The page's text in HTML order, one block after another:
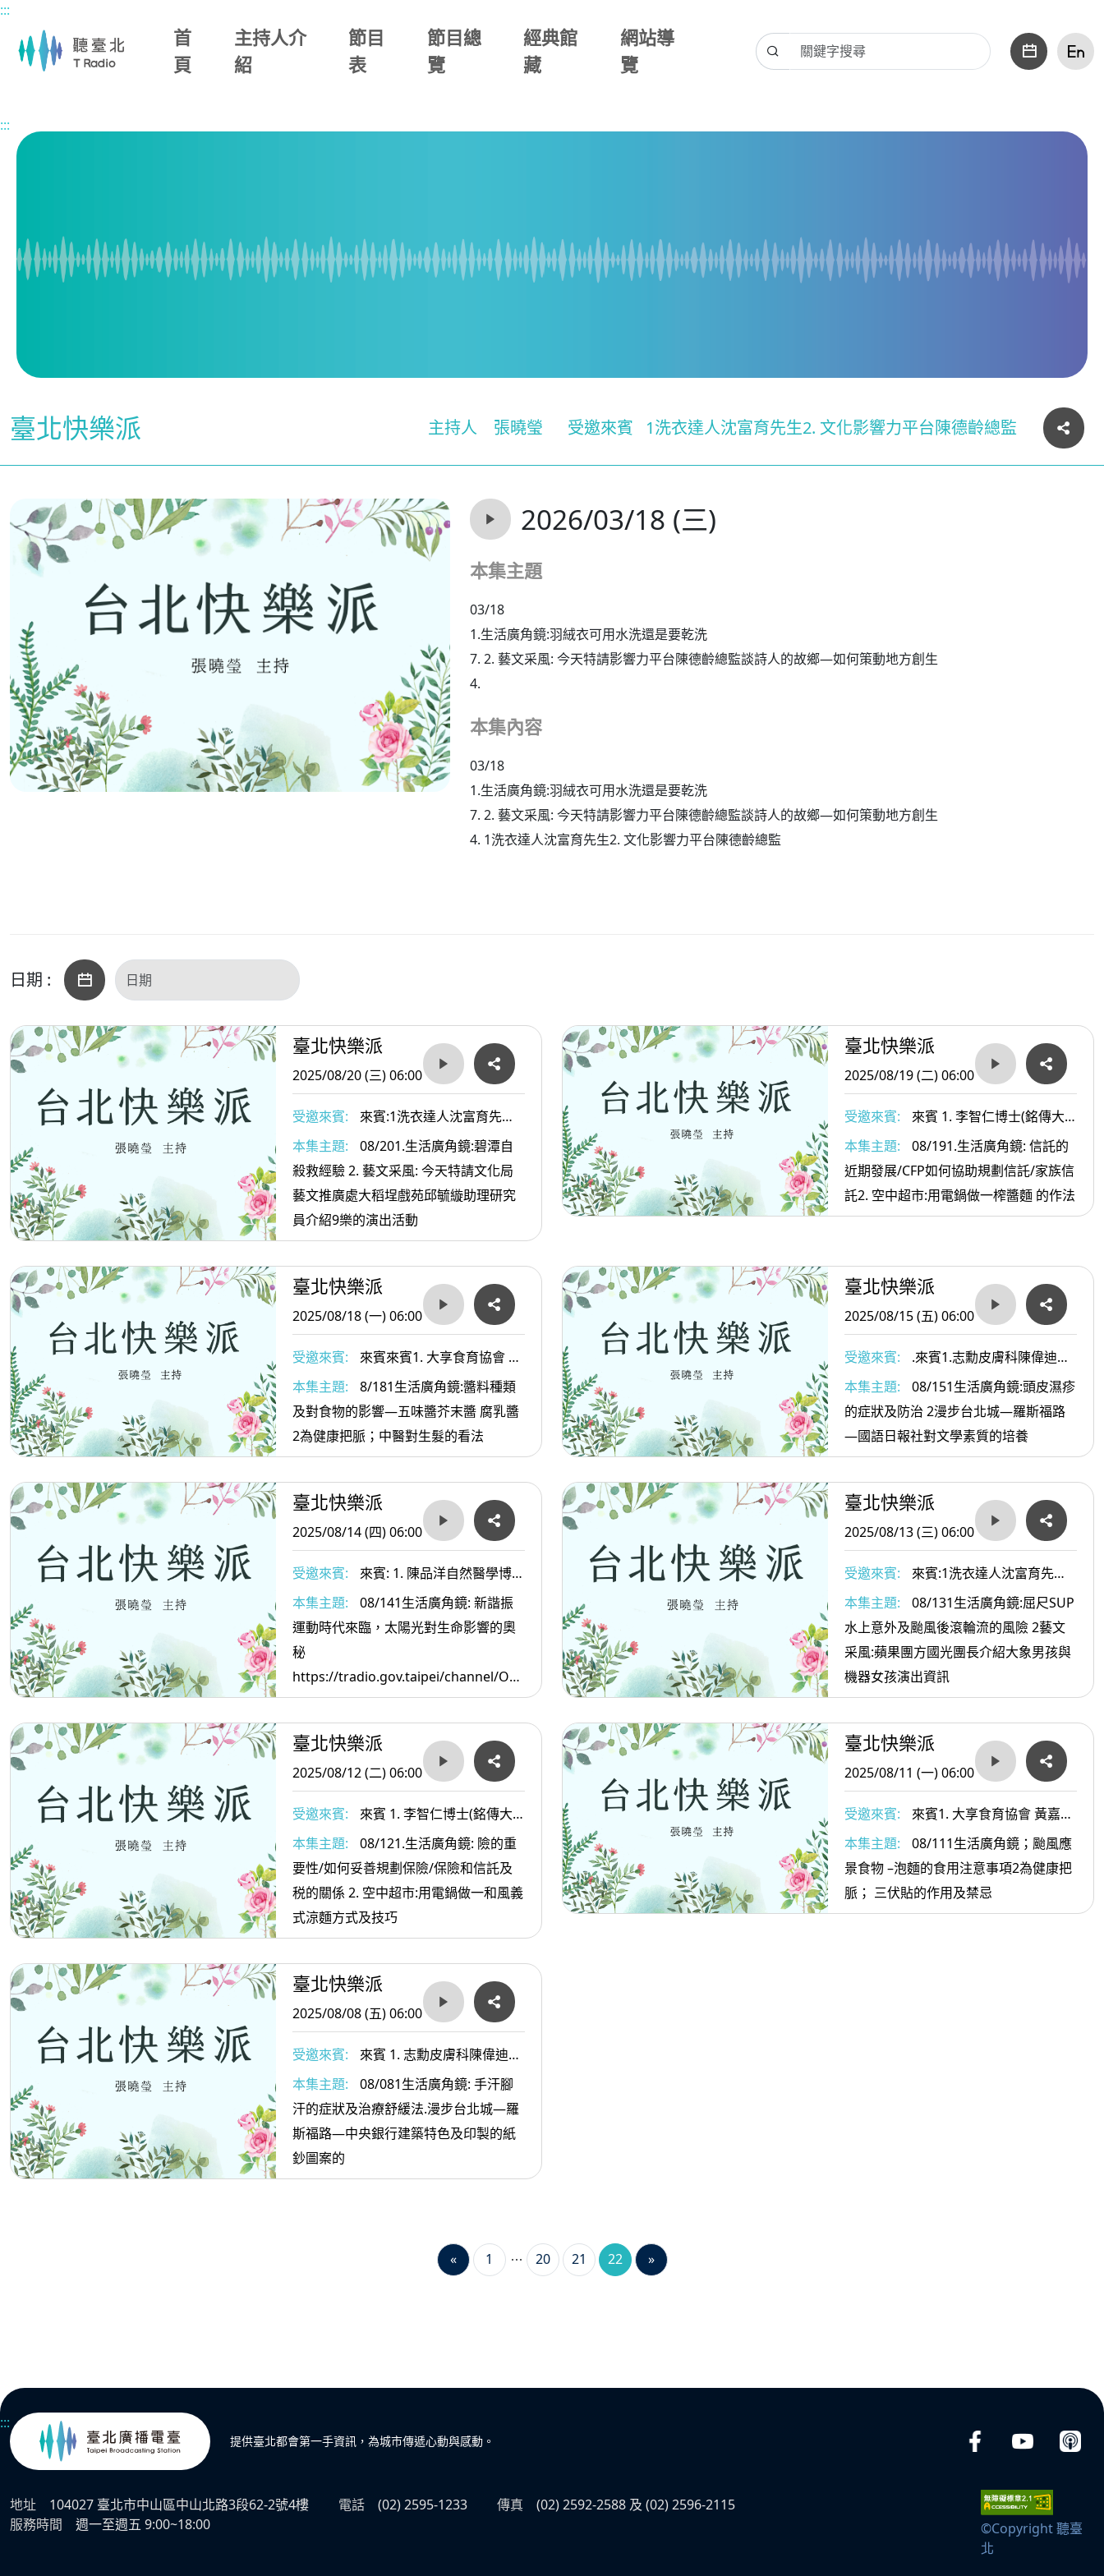
主要內容區塊
:::
首
頁
主持人介
紹
節目
表
節目總
覽
經典館
藏
網站導
覽
:::
臺北快樂派 主持人 張曉瑩 受邀來賓 1洗衣達人沈富育先生2. 文化影響力平台陳德齡總監
2026/03/18 (三)
本集主題
03/18
1.生活廣角鏡:羽絨衣可用水洗還是要乾洗
7. 2. 藝文采風: 今天特請影響力平台陳德齡總監談詩人的故鄉—如何策動地方創生
4.
本集內容
03/18
1.生活廣角鏡:羽絨衣可用水洗還是要乾洗
7. 2. 藝文采風: 今天特請影響力平台陳德齡總監談詩人的故鄉—如何策動地方創生
4. 1洗衣達人沈富育先生2. 文化影響力平台陳德齡總監
日期 :
臺北快樂派
2025/08/20 (三) 06:00
受邀來賓:
來賓:1洗衣達人沈富育先生
2. 大稻埕戲苑邱毓縼助理研究員
本集主題:
08/201.生活廣角鏡:碧潭自
殺救經驗 2. 藝文采風: 今天特請文化局
藝文推廣處大稻埕戲苑邱毓縼助理研究
員介紹9樂的演出活動
臺北快樂派
2025/08/19 (二) 06:00
受邀來賓:
來賓 1. 李智仁博士(銘傳大
學金融科技學院教授/台北金融發展基金
會董事)) 2. 國際理財規劃師(CFP)方士維
顧問 3. .健行科技大學餐旅管理系黃經典
教授
本集主題:
08/191.生活廣角鏡: 信託的
近期發展/CFP如何協助規劃信託/家族信
託2. 空中超市:用電鍋做一榨醬麵 的作法
臺北快樂派
2025/08/18 (一) 06:00
受邀來賓:
來賓來賓1. 大享食育協會 黃
嘉琳書長 22斯林中醫診所 陳楚鏞醫師
本集主題:
8/181生活廣角鏡:醬料種類
及對食物的影響—五味醬芥末醬 腐乳醬
2為健康把脈；中醫對生髮的看法
臺北快樂派
2025/08/15 (五) 06:00
受邀來賓:
.來賓1.志勳皮膚科陳偉迪副
院長2. 導覽專家葉倫會老師
本集主題:
08/151生活廣角鏡:頭皮濕疹
的症狀及防治 2漫步台北城—羅斯福路
—國語日報社對文學素質的培養
臺北快樂派
2025/08/14 (四) 06:00
受邀來賓:
來賓: 1. 陳品洋自然醫學博士
2斑馬線文庫社長及文史工作者-許赫老
師
本集主題:
08/141生活廣角鏡: 新諧振
運動時代來臨，太陽光對生命影響的奧
秘
https://tradio.gov.taipei/channel/ODky/MjM1ODM3！
2. 樂活休閒特區；人物故事撰寫的技巧
—有10個重點--包括如何形塑這個人/如
何選他的生故事來呈現此人3.
臺北快樂派
2025/08/13 (三) 06:00
受邀來賓:
來賓:1洗衣達人沈富育先生
2. 蘋果團方國光團長
本集主題:
08/131生活廣角鏡:屈尺SUP
水上意外及颱風後滾輪流的風險 2藝文
采風:蘋果團方國光團長介紹大象男孩與
機器女孩演出資訊
臺北快樂派
2025/08/12 (二) 06:00
受邀來賓:
來賓 1. 李智仁博士(銘傳大
學金融科技學院教授/台北金融發展基金
會董事)) 2. 國際理財規劃師(CFP)方士維
顧問 3. .健行科技大學餐旅管理系黃經典
教授
本集主題:
08/121.生活廣角鏡: 險的重
要性/如何妥善規劃保險/保險和信託及
税的關係 2. 空中超市:用電鍋做一和風義
式涼麵方式及技巧
臺北快樂派
2025/08/11 (一) 06:00
受邀來賓:
來賓1. 大享食育協會 黃嘉琳
書長 22斯林中醫診所 陳楚鏞醫師
本集主題:
08/111生活廣角鏡；颱風應
景食物 –泡麵的食用注意事項2為健康把
脈； 三伏貼的作用及禁忌
臺北快樂派
2025/08/08 (五) 06:00
受邀來賓:
來賓 1. 志勳皮膚科陳偉迪副
院長2. 導覽專家葉倫會老師
本集主題:
08/081生活廣角鏡: 手汗腳
汗的症狀及治療舒緩法.漫步台北城—羅
斯福路—中央銀行建築特色及印製的紙
鈔圖案的
« 1 20 21 22 »
:::
提供臺北都會第一手資訊，為城市傳遞心動與感動。
地址 104027 臺北市中山區中山北路3段62-2號4樓 電話 (02) 2595-1233 傳真
(02) 2592-2588 及 (02) 2596-2115
服務時間
週一至週五 9:00~18:00
©Copyright 聽臺
北